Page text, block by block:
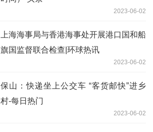
2023-06-02
上海海事局与香港海事处开展港口国和船
旗国监督联合检查|环球热讯
2023-06-02
保山：快递坐上公交车 “客货邮快”进乡
村-每日热门
2023-06-02